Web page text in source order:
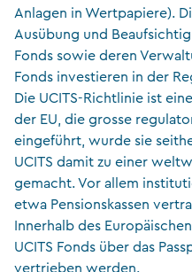
Anlagen in Wertpapiere).
Ausübung und
Fonds sowie deren
Fonds investieren in der
Die UCITS-Richtlinie ist
der EU, die grosse
eingeführt, wurde sie
UCITS damit zu einer
gemacht. Vor allem
etwa Pensionskassen
Innerhalb des
UCITS Fonds über das
vertrieben werden.